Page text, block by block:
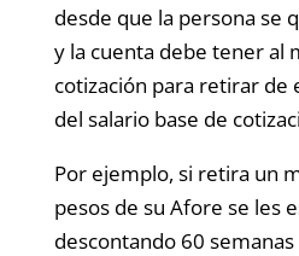
desde que la persona se
y la cuenta debe tener al
cotización para retirar de
del salario base de
Por ejemplo, si retira un
pesos de su Afore se les
descontando 60